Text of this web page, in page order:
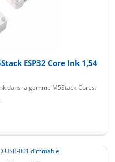
ESP32 Core Ink 1,54
dans la gamme M5Stack Cores.